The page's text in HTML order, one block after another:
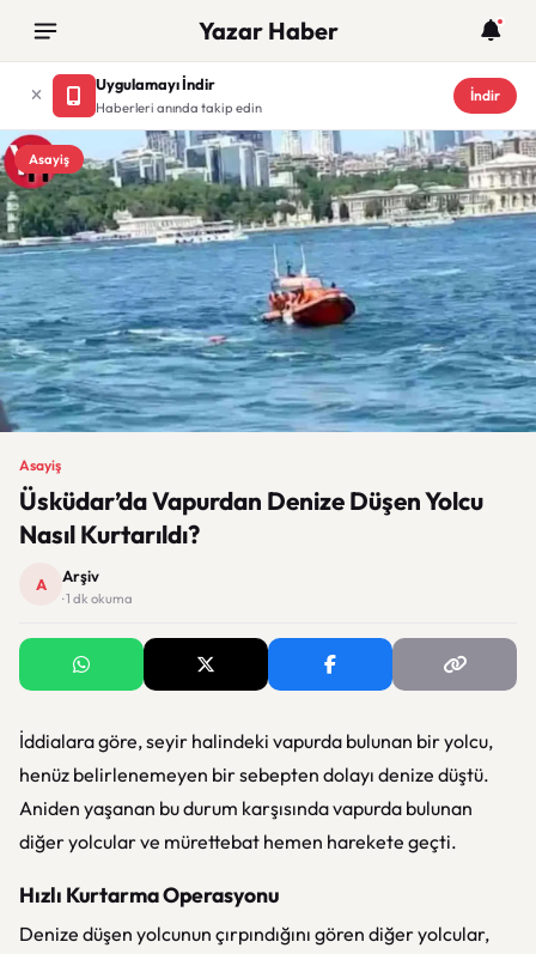
Yazar Haber
Uygulamayı İndir
Haberleri anında takip edin
İndir
Asayiş
Asayiş
Üsküdar’da Vapurdan Denize Düşen Yolcu
Nasıl Kurtarıldı?
A Arşiv
· 1 dk okuma
İddialara göre, seyir halindeki vapurda bulunan bir yolcu,
henüz belirlenemeyen bir sebepten dolayı denize düştü.
Aniden yaşanan bu durum karşısında vapurda bulunan
diğer yolcular ve mürettebat hemen harekete geçti.
Hızlı Kurtarma Operasyonu
Denize düşen yolcunun çırpındığını gören diğer yolcular,